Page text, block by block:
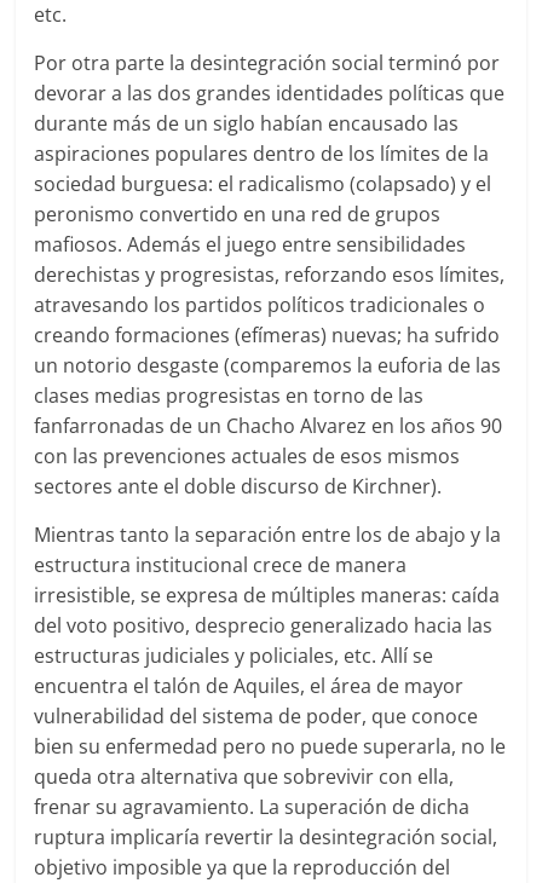
etc.
Por otra parte la desintegración social terminó por
devorar a las dos grandes identidades políticas que
durante más de un siglo habían encausado las
aspiraciones populares dentro de los límites de la
sociedad burguesa: el radicalismo (colapsado) y el
peronismo convertido en una red de grupos
mafiosos. Además el juego entre sensibilidades
derechistas y progresistas, reforzando esos límites,
atravesando los partidos políticos tradicionales o
creando formaciones (efímeras) nuevas; ha sufrido
un notorio desgaste (comparemos la euforia de las
clases medias progresistas en torno de las
fanfarronadas de un Chacho Alvarez en los años 90
con las prevenciones actuales de esos mismos
sectores ante el doble discurso de Kirchner).
Mientras tanto la separación entre los de abajo y la
estructura institucional crece de manera
irresistible, se expresa de múltiples maneras: caída
del voto positivo, desprecio generalizado hacia las
estructuras judiciales y policiales, etc. Allí se
encuentra el talón de Aquiles, el área de mayor
vulnerabilidad del sistema de poder, que conoce
bien su enfermedad pero no puede superarla, no le
queda otra alternativa que sobrevivir con ella,
frenar su agravamiento. La superación de dicha
ruptura implicaría revertir la desintegración social,
objetivo imposible ya que la reproducción del